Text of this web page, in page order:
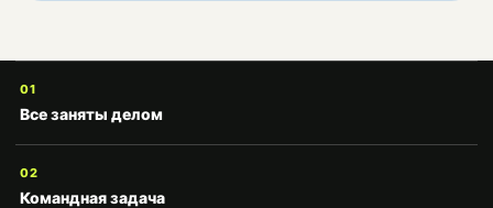
01
Все заняты делом
02
Командная задача